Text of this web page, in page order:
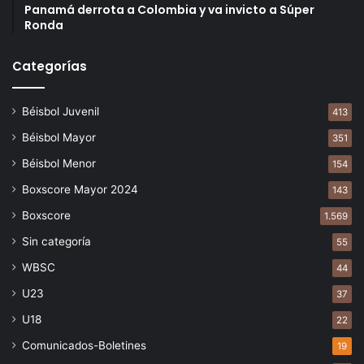
Panamá derrota a Colombia y va invicto a Súper
Ronda
Categorías
Béisbol Juvenil 413
Béisbol Mayor 351
Béisbol Menor 154
Boxscore Mayor 2024 143
Boxscore 1.569
Sin categoría 55
WBSC 44
U23 37
U18 22
Comunicados-Boletines 19